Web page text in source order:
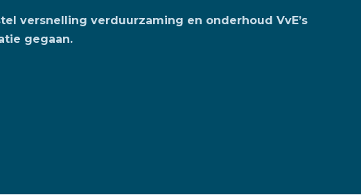
versnelling verduurzaming en onderhoud VvE’s
gegaan.